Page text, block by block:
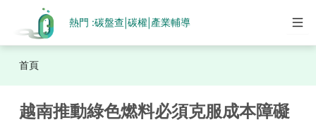
熱門 :碳盤查 碳權| 產業輔導
首頁
越南推動綠色燃料必須克服成本障礙